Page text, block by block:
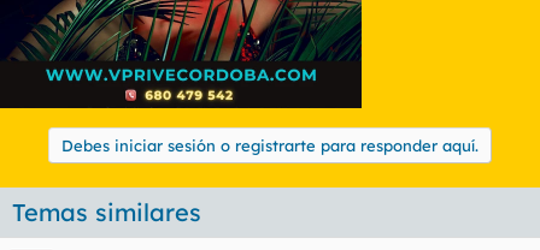
Debes iniciar sesión o registrarte para responder aquí.
Temas similares